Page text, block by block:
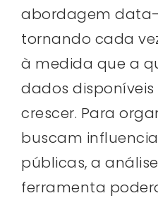
abordagem
tornando cada
à medida que a
dados
crescer. Para
buscam
públicas, a
ferramenta